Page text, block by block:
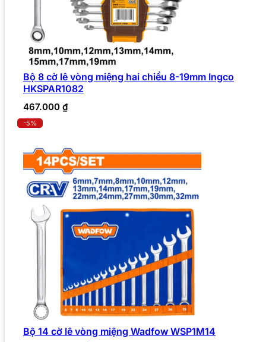
Bộ 8 cờ lê vòng miệng hai chiều 8-19mm Ingco
HKSPAR1082
467.000 ₫
-5%
Bộ 14 cờ lê vòng miệng Wadfow WSP1M14